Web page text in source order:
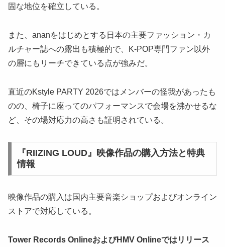
固な地位を確立している。
また、ananをはじめとする日本の主要ファッション・カ
ルチャー誌への露出も積極的で、K-POP専門ファン以外
の層にもリーチできている点が強みだ。
直近のKstyle PARTY 2026ではメンバーの怪我があったも
のの、椅子に座ってのパフォーマンスで会場を沸かせるな
ど、その場対応力の高さも証明されている。
『RIIZING LOUD』映像作品の購入方法と特典
情報
映像作品の購入は国内主要音楽ショップおよびオンライン
ストアで対応している。
Tower Records OnlineおよびHMV Onlineではリリース